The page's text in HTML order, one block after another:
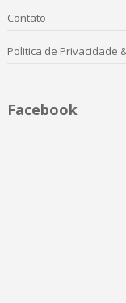
Contato
Politica de Privacidade
Facebook